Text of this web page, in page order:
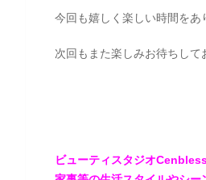
今回も嬉しく楽しい時間をあ
次回もまた楽しみお待ちして
ビューティスタジオ